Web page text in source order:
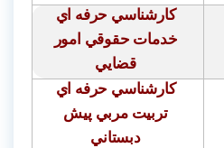
كارشناسي حرفه اي
خدمات حقوقي امور
قضايي
كارشناسي حرفه اي
تربيت مربي پيش
دبستاني